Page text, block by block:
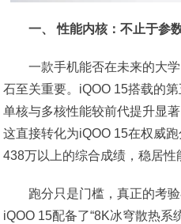
一、 性能内核：不止于参
一款手机能否在未来的大
石至关重要。iQOO 15搭载的
单核与多核性能较前代提升显
这直接转化为iQOO 15在权威
438万以上的综合成绩，稳居性
跑分只是门槛，真正的考
iQOO 15配备了“8K冰穹散热系